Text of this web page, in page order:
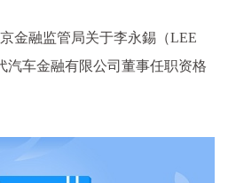
金融监管局关于李永錫（LEE
汽车金融有限公司董事任职资格